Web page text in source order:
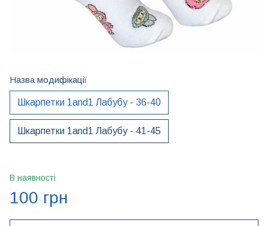
Назва модифікації
Шкарпетки 1and1 Лабубу - 36-40
Шкарпетки 1and1 Лабубу - 41-45
В наявності
100 грн